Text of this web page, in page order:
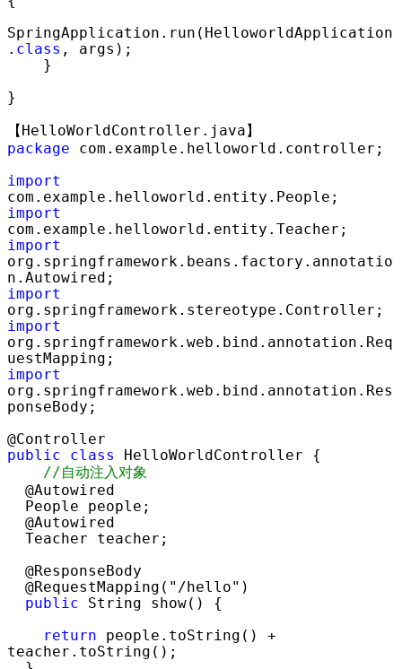
SpringApplication.run(HelloworldApplication
. class , args);
}
package com.example.helloworld.controller;
import
import
import
org.springframework.beans.factory.annotatio
import
import
org.springframework.web.bind.annotation.Req
import
org.springframework.web.bind.annotation.Res
ponseBody;
public
class
HelloWorldController {
// 自动注入对象
  @RequestMapping(
"/hello" )
public String show() {
return people.toString() +
teacher.toString();